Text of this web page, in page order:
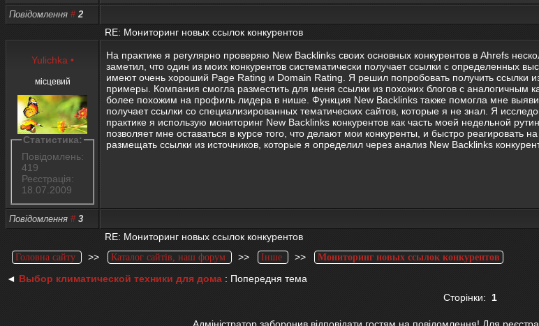
Повідомлення # 2
RE: Мониторинг новых ссылок конкурентов
Yulichka •
місцевий
Статистика:
Повідомлень:
419
Реєстрація:
18.07.2009
На практике я регулярно проверяю New Backlinks своих основных конкурентов в Ahrefs
заметил, что один из моих конкурентов систематически получает ссылки с определенных
имеют очень хороший Page Rating и Domain Rating. Я решил попробовать получить ссылки
примеры. Компания смогла разместить для меня ссылки из похожих блогов с
более похожим на профиль лидера в нише. Функция New Backlinks также помогла мне
получает ссылки со специализированных тематических сайтов, которые я не знал. Я
практике я использую мониторинг New Backlinks конкурентов как часть моей недельной
позволяет мне оставаться в курсе того, что делают мои конкуренты, и быстро реагировать
размещать ссылки из источников, которые я определил через анализ New Backlinks
Повідомлення # 3
RE: Мониторинг новых ссылок конкурентов
Головна сайту >> Каталог сайтів, наш форум >> Інше >> Мониторинг новых ссылок конкурентов
◄ Выбор климатической техники для дома : Попередня тема
Сторінки: 1
Адміністратор заборонив відповідати гостям на повідомлення! Для